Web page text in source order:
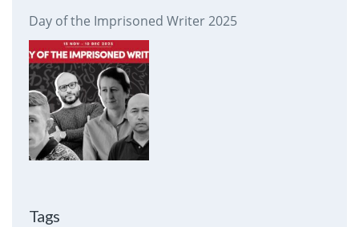
Day of the Imprisoned Writer 2025
Tags